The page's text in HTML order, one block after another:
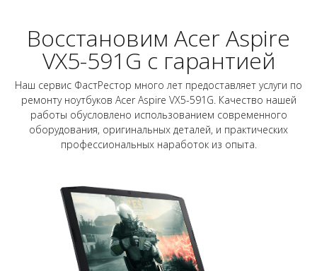
Восстановим Acer Aspire
VX5-591G с гарантией
Наш сервис ФастРестор много лет предоставляет услуги по
ремонту ноутбуков Acer Aspire VX5-591G. Качество нашей
работы обусловлено использованием современного
оборудования, оригинальных деталей, и практических
профессиональных наработок из опыта.